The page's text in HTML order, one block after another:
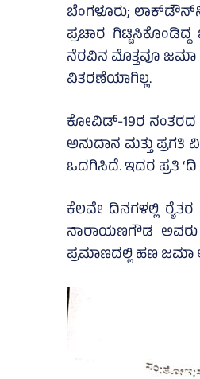
ಬೆಂಗಳೂರು;
ಪ್ರಚಾರ
ನೆರವಿನ ಮೊತ್ತವೂ ಜಮಾ
ವಿತರಣೆಯಾಗಿಲ್ಲ.
ಕೋವಿಡ್‌-19ರ ನಂತರದ
ಅನುದಾನ ಮತ್ತು ಪ್ರಗತಿ
ಒದಗಿಸಿದೆ. ಇದರ ಪ್ರತಿ ‘ದಿ
ಕೆಲವೇ ದಿನಗಳಲ್ಲಿ
ನಾರಾಯಣಗೌಡ ಅವರು
ಪ್ರಮಾಣದಲ್ಲಿ ಹಣ ಜಮಾ